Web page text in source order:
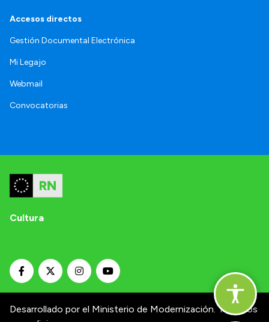
Accesos directos
Gestión Documental Electrónica
Mi Legajo
Webmail
Convocatorias
Cultura
Desarrollado por el Ministerio de Modernización. Términos